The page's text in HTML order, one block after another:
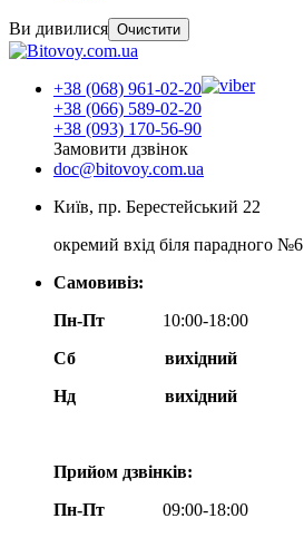
Ви дивилися Очистити
+38 (068) 961-02-20
+38 (066) 589-02-20
+38 (093) 170-56-90
Замовити дзвінок
doc@bitovoy.com.ua
Київ, пр. Берестейський 22
окремий вхід біля парадного №6
Самовивіз:
Пн-Пт
10:00-18:00
Сб
вихідний
Нд
вихідний
Прийом дзвінків:
Пн-Пт
09:00-18:00